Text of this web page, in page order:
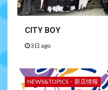
CITY BOY
3日 ago
NEWS&TOPICS・新店情報